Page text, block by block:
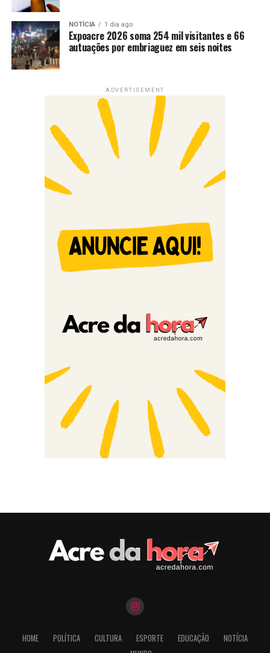
NOTÍCIA 1 dia ago
Expoacre 2026 soma 254 mil visitantes e 66
autuações por embriaguez em seis noites
ADVERTISEMENT
HOME POLÍTICA CULTURA ESPORTE EDUCAÇÃO
NOTÍCIA